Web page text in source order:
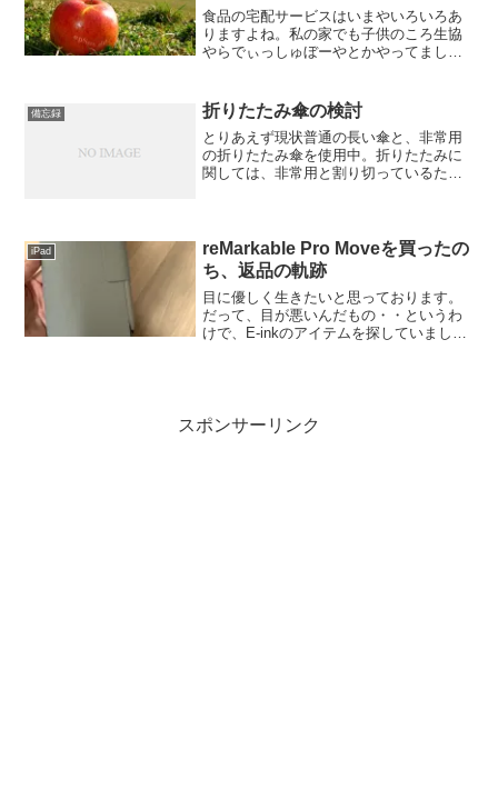
食品の宅配サービスはいまやいろいろあ
りますよね。私の家でも子供のころ生協
やらでぃっしゅぼーやとかやってまし
あり・・妻も辛そうなのでとりあえず、
生協をやっていたんです。生...
備忘録 折りたたみ傘の検討
とりあえず現状普通の長い傘と、非常用
の折りたたみ傘を使用中。折りたたみに
関しては、非常用と割り切っているた
きれない、たたむのが結...
iPad
reMarkable Pro Moveを買ったの
ち、返品の軌跡
目に優しく生きたいと思っております。
だって、目が悪いんだもの・・というわ
けで、E-inkのアイテムを探していまし
スポンサーリンク